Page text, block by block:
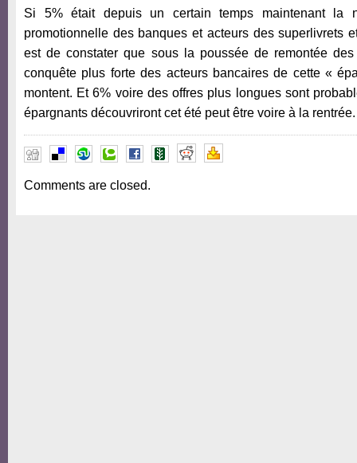
Si 5% était depuis un certain temps maintenant la
promotionnelle des banques et acteurs des superlivrets
est de constater que sous la poussée de remontée
conquête plus forte des acteurs bancaires de cette «
montent. Et 6% voire des offres plus longues sont
épargnants découvriront cet été peut être voire à la rentrée.
Comments are closed.